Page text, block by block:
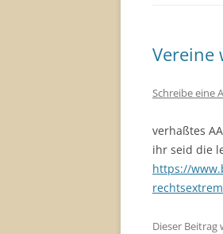
Vereine
Schreibe eine
verhaßtes
ihr seid die
https://
Dieser Beitrag